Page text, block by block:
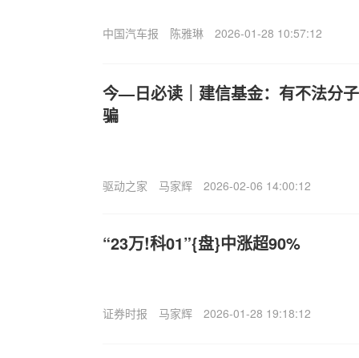
中国汽车报 陈雅琳 2026-01-28 10:57:12
今—日必读｜建信基金：有不法分
骗
驱动之家 马家辉 2026-02-06 14:00:12
“23万!科01”{盘}中涨超90%
证券时报 马家辉 2026-01-28 19:18:12